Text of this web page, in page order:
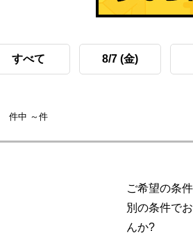
すべて 8/7 (金)
件中 ～件
ご希望の条
別の条件で
んか?